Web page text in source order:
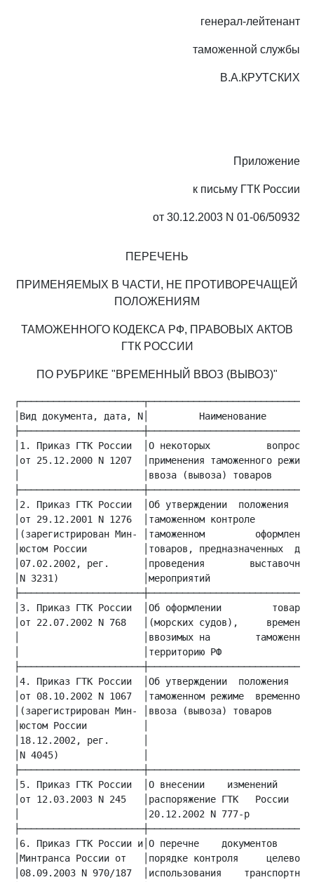
генерал-лейтенант
таможенной службы
В.А.КРУТСКИХ
Приложение
к письму ГТК России
от 30.12.2003 N 01-06/50932
ПЕРЕЧЕНЬ
ПРИМЕНЯЕМЫХ В ЧАСТИ, НЕ ПРОТИВОРЕЧАЩЕЙ
ПОЛОЖЕНИЯМ
ТАМОЖЕННОГО КОДЕКСА РФ, ПРАВОВЫХ АКТОВ
ГТК РОССИИ
ПО РУБРИКЕ "ВРЕМЕННЫЙ ВВОЗ (ВЫВОЗ)"
│Вид документа, дата, N│         Наименование
│1. Приказ ГТК России  │О некоторых
│от 25.12.2000 N 1207  │применения таможенного
│                      │ввоза (вывоза) товаров
│2. Приказ ГТК России  │Об утверждении  положения
│от 29.12.2001 N 1276  │таможенном контроле
│(зарегистрирован Мин- │таможенном
│юстом России          │товаров, предназначенных
│07.02.2002, рег.      │проведения
│N 3231)               │мероприятий
│3. Приказ ГТК России  │Об оформлении
│от 22.07.2002 N 768   │(морских судов),
│                      │ввозимых на
│                      │территорию РФ
│4. Приказ ГТК России  │Об утверждении  положения
│от 08.10.2002 N 1067  │таможенном режиме
│(зарегистрирован Мин- │ввоза (вывоза) товаров
│юстом России          │
│18.12.2002, рег.      │
│N 4045)               │
│5. Приказ ГТК России  │О внесении    изменений
│от 12.03.2003 N 245   │распоряжение ГТК
│                      │20.12.2002 N 777-р
│6. Приказ ГТК России и│О перечне    документов
│Минтранса России от   │порядке контроля
│08.09.2003 N 970/187  │использования